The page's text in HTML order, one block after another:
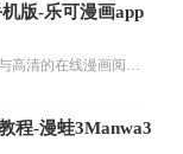
版-乐可漫画app
乐可漫画APP，堪称主打免费与高清的在线漫画阅读神器。其官方版提供海量完整版漫画资源，无论是国内漫画，还是日漫、韩漫、台漫、美漫等国外漫画，应有尽有，随时供你阅读。只需轻点一下，便能直接进入阅读界面。不仅如此，乐可漫画最新版本更新速度极快，在这里，你总能抢先看到全网一手漫画章节内容！...
程-漫蛙3Manwa3